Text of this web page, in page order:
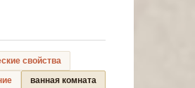
свойства
ванная комната